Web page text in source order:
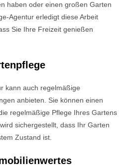
haben oder einen großen Garten
Agentur erledigt diese Arbeit
Sie Ihre Freizeit genießen
kann auch regelmäßige
anbieten. Sie können einen
regelmäßige Pflege Ihres Gartens
sichergestellt, dass Ihr Garten
Zustand ist.